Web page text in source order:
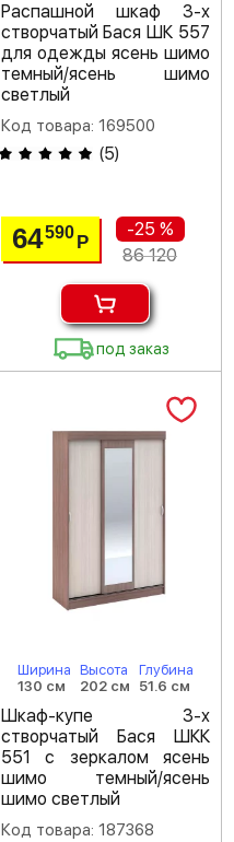
Распашной шкаф 3-х
створчатый Бася ШК 557
для одежды ясень шимо
темный/ясень шимо
светлый
Код товара: 169500
(5)
64590 Р
-25 %
86 120
под заказ
Ширина
130 см
Высота
202 см
Глубина
51.6 см
Шкаф-купе 3-х
створчатый Бася ШКК
551 с зеркалом ясень
шимо темный/ясень
шимо светлый
Код товара: 187368